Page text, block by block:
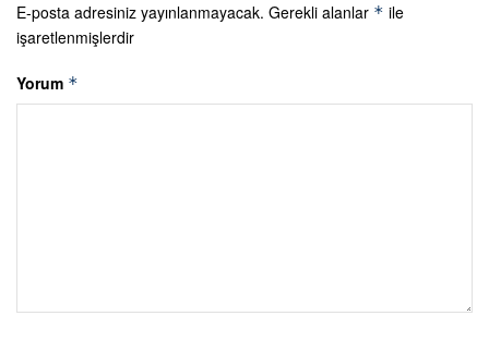
E-posta adresiniz yayınlanmayacak. Gerekli alanlar * ile
işaretlenmişlerdir
Yorum *